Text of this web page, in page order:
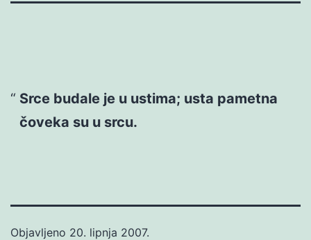
Srce budale je u ustima; usta pametna
čoveka su u srcu.
Objavljeno 20. lipnja 2007.